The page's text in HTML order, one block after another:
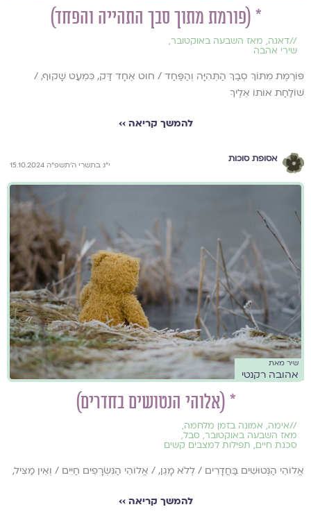
* (פורמת מתוך סבך התהייה והפחד)
//דאגה, מאז השבעה באוקטובר,
שירי אהבה
פּוֹרֶמֶת מִתּוֹךְ סְבַךְ הַתְּהִיָּה וְהַפַּחַד / חוּט אֶחָד דַּק, כִּמְעַט שָׁקוּף, /
שׁוֹלַחַת אוֹתוֹ אֵלֶיךָ
להמשך קריאה ››
אסופת סוכות
י״ג בתשרי ה׳תשפ״ה 15.10.2024
שיר מאת
אהובה רקנטי
* (אלוהי הנטושים בחדרים)
//אימה, אמונה בזמן מלחמה,
מאז השבעה באוקטובר, סבל,
סכנת חיים, תפילות למצבים קשים
אֱלוֹהֵי הַנְּטוּשִׁים בַּחֲדָרִים / לְלֹא מָגֵן, / אֱלוֹהֵי הַנִּשְׂרָפִים חַיִּים / וְאֵין מַצִּיל,
להמשך קריאה ››